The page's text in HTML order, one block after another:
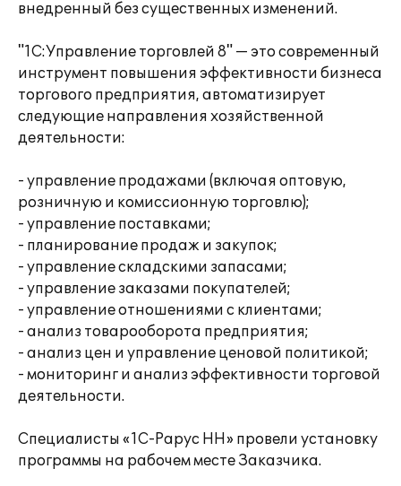
внедренный без существенных изменений.
"1С:Управление торговлей 8" — это современный
инструмент повышения эффективности бизнеса
торгового предприятия, автоматизирует
следующие направления хозяйственной
деятельности:
- управление продажами (включая оптовую,
розничную и комиссионную торговлю);
- управление поставками;
- планирование продаж и закупок;
- управление складскими запасами;
- управление заказами покупателей;
- управление отношениями с клиентами;
- анализ товарооборота предприятия;
- анализ цен и управление ценовой политикой;
- мониторинг и анализ эффективности торговой
деятельности.
Специалисты «1С-Рарус НН» провели установку
программы на рабочем месте Заказчика.